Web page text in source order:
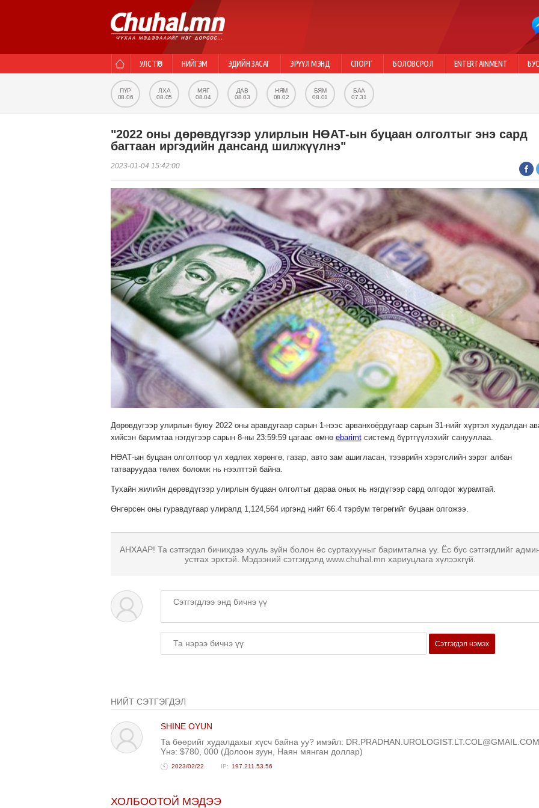
УЛС ТӨР НИЙГЭМ ЭДИЙН ЗАСАГ ЭРҮҮЛ МЭНД СПОРТ БОЛОВСРОЛ ENTERTAINMENT
ПҮР
08.06
ЛХА
08.05
МЯГ
08.04
ДАВ
08.03
НЯМ
08.02
БЯМ
08.01
БАА
07.31
"2022 оны дөрөвдүгээр улирлын НӨАТ-ын буцаан олголтыг энэ сард
багтаан иргэдийн дансанд шилжүүлнэ"
2023-01-04 15:42:00
Дөрөвдүгээр улирлын буюу 2022 оны аравдугаар сарын 1-нээс арванхоёрдугаар сарын 31-нийг хүртэл худалдан
хийсэн баримтаа нэгдүгээр сарын 8-ны 23:59:59 цагаас өмнө ebarimtсистемд бүртгүүлэхийг санууллаа.
НӨАТ-ын буцаан олголтоор үл хөдлөх хөрөнгө, газар, авто зам ашигласан, тээврийн хэрэгслийн зэрэг албан
татваруудаа төлөх боломж нь нээлттэй байна.
Тухайн жилийн дөрөвдүгээр улирлын буцаан олголтыг дараа оных нь нэгдүгээр сард олгодог журамтай.
Өнгөрсөн оны гуравдугаар улиралд 1,124,564 иргэнд нийт 66.4 тэрбум төгрөгийг буцаан олгожээ.
АНХААР! Та сэтгэгдэл бичихдээ хууль зүйн болон ёс суртахууныг баримтална уу. Ёс бус сэтгэгдлийг
устгах эрхтэй. Мэдээний сэтгэгдэлд www.chuhal.mn хариуцлага хүлээхгүй.
Сэтгэгдэл нэмэх
НИЙТ СЭТГЭГДЭЛ
SHINE OYUN
Та бөөрийг худалдахыг хүсч байна уу? имэйл: DR.PRADHAN.UROLOGIST.LT.COL@GMAIL.COM
Yнэ: $780, 000 (Долоон зуун, Наян мянган доллар)
2023/02/22 197.211.53.56
ХОЛБООТОЙ МЭДЭЭ